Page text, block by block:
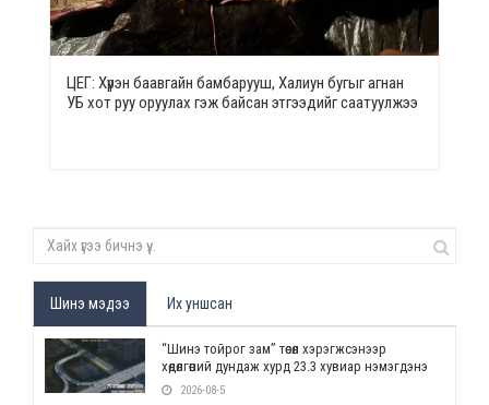
ЦЕГ: Хүрэн баавгайн бамбарууш, Халиун бугыг агнан
УБ хот руу оруулах гэж байсан этгээдийг саатуулжээ
Шинэ мэдээ Их уншсан
“Шинэ тойрог зам” төсөл хэрэгжсэнээр
хөдөлгөөний дундаж хурд 23.3 хувиар нэмэгдэнэ
2026-08-5